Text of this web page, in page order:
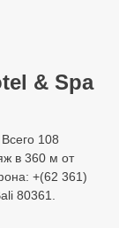
& Spa
108
в 360 м от
+(62 361)
80361.